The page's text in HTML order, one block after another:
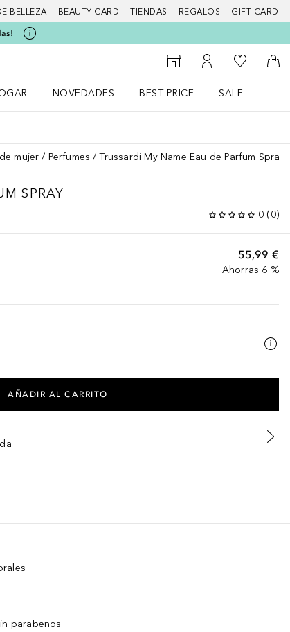
BELLEZA BEAUTY CARD TIENDAS REGALOS GIFT CARD
Al Storefinder
Mi cuenta
Mi lista de
A
NOVEDADES
BEST PRICE
SALE
mujer Perfumes Trussardi My Name Eau de Parfum Spray
SPRAY
0 (0)
55,99 €
Ahorras 6 %
AÑADIR AL CARRITO
parabenos